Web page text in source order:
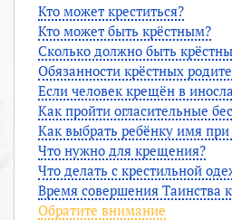
Кто может креститься?
Кто может быть крёстным?
Сколько должно быть
Обязанности крёстных
Если человек крещён в
Как пройти огласительные
Как выбрать ребёнку имя
Что нужно для крещения?
Что делать с крестильной
Время совершения Таинства
Обратите внимание